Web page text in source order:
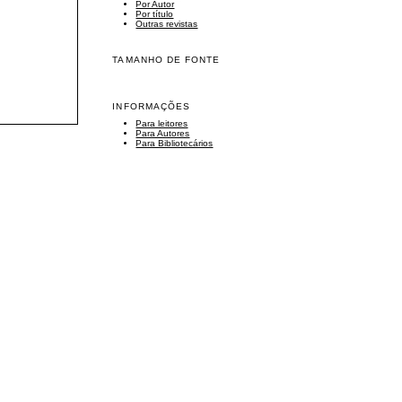
Por Autor
Por título
Outras revistas
TAMANHO DE FONTE
INFORMAÇÕES
Para leitores
Para Autores
Para Bibliotecários